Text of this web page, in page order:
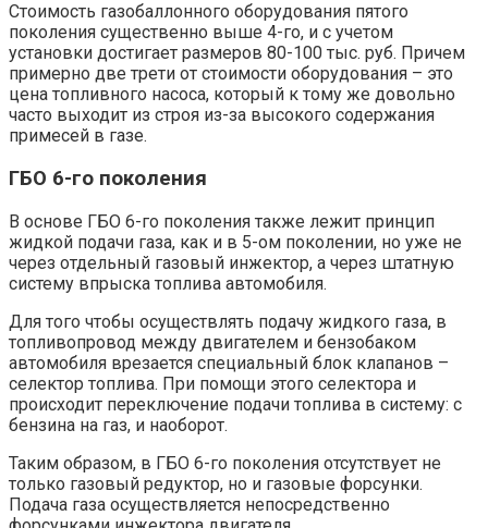
Стоимость газобаллонного оборудования пятого
поколения существенно выше 4-го, и с учетом
установки достигает размеров 80-100 тыс. руб. Причем
примерно две трети от стоимости оборудования – это
цена топливного насоса, который к тому же довольно
часто выходит из строя из-за высокого содержания
примесей в газе.
ГБО 6-го поколения
В основе ГБО 6-го поколения также лежит принцип
жидкой подачи газа, как и в 5-ом поколении, но уже не
через отдельный газовый инжектор, а через штатную
систему впрыска топлива автомобиля.
Для того чтобы осуществлять подачу жидкого газа, в
топливопровод между двигателем и бензобаком
автомобиля врезается специальный блок клапанов –
селектор топлива. При помощи этого селектора и
происходит переключение подачи топлива в систему: с
бензина на газ, и наоборот.
Таким образом, в ГБО 6-го поколения отсутствует не
только газовый редуктор, но и газовые форсунки.
Подача газа осуществляется непосредственно